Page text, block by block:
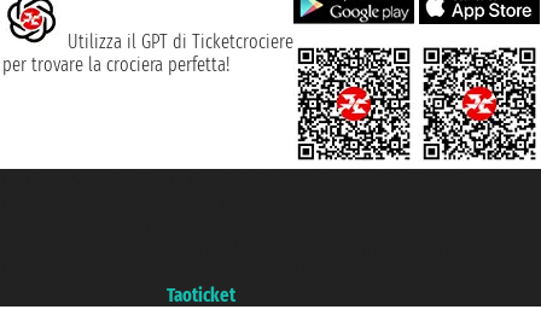
Utilizza il GPT di Ticketcrociere
per trovare la crociera perfetta!
Taoticket